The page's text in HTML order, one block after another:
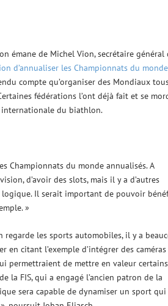
émane de Michel Vion, secrétaire général
d’annualiser les Championnats du monde
compte qu’organiser des Mondiaux
fédérations l’ont déjà fait et se
internationale du biathlon.
Championnats du monde annualisés. A
d’avoir des slots, mais il y a d’autres
logique. Il serait important de pouvoir
»
regarde les sports automobiles, il y a
citant l’exemple d’intégrer des
permettraient de mettre en valeur certains
la FIS, qui a engagé l’ancien patron de la
sera capable de dynamiser un sport qui